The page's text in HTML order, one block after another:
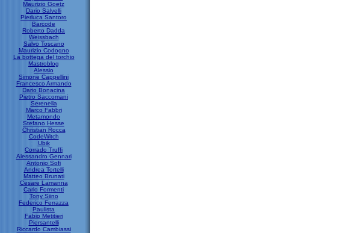
Maurizio Goetz
Dario Salvelli
Pierluca Santoro
Barcode
Roberto Dadda
Weissbach
Salvo Toscano
Maurizio Codogno
La bottega del torchio
Mastroblog
Alessio
Simone Cappellini
Francesco Armando
Dario Bonacina
Pietro Saccomani
Serenella
Marco Fabbri
Metamondo
Stefano Hesse
Christian Rocca
CodeWitch
Ubik
Corrado Truffi
Alessandro Gennari
Antonio Sofi
Andrea Tortelli
Matteo Brunati
Cesare Lamanna
Carlo Formenti
Tony Siino
Federico Ferrazza
Paulista
Fabio Metitieri
Piersantelli
Riccardo Cambiassi